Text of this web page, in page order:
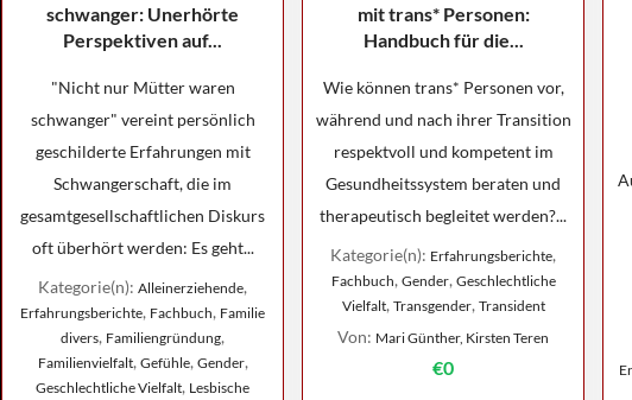
schwanger: Unerhörte
Perspektiven auf...
"Nicht nur Mütter waren
schwanger" vereint persönlich
geschilderte Erfahrungen mit
Schwangerschaft, die im
gesamtgesellschaftlichen Diskurs
oft überhört werden: Es geht...
Kategorie(n): Alleinerziehende,
Erfahrungsberichte, Fachbuch, Familie
divers, Familiengründung,
Familienvielfalt, Gefühle, Gender,
Geschlechtliche Vielfalt, Lesbische
mit trans* Personen:
Handbuch für die...
Wie können trans* Personen vor,
während und nach ihrer Transition
respektvoll und kompetent im
Gesundheitssystem beraten und
therapeutisch begleitet werden?...
Kategorie(n): Erfahrungsberichte,
Fachbuch, Gender, Geschlechtliche
Vielfalt, Transgender, Transident
Von: Mari Günther, Kirsten Teren
€0